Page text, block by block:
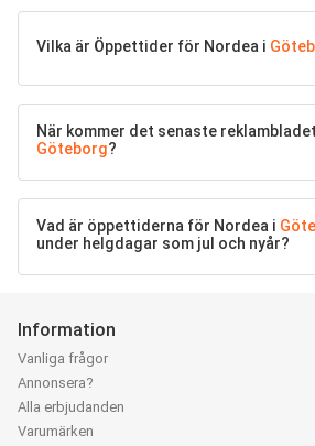
Vilka är Öppettider för Nordea i
När kommer det senaste
Göteborg?
Vad är öppettiderna för Nordea i
under helgdagar som jul och nyår?
Information
Vanliga frågor
Annonsera?
Alla erbjudanden
Varumärken